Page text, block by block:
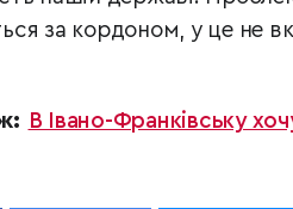
за кордоном, у це не
В Івано-Франківську